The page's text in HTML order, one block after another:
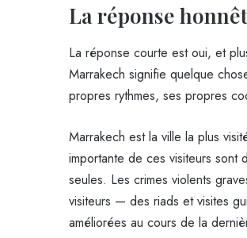
La réponse
La réponse courte est oui, et
Marrakech signifie quelque
propres rythmes, ses propres
Marrakech est la ville la plus
importante de ces visiteurs sont
seules. Les crimes violents
visiteurs — des riads et visites
améliorées au cours de la